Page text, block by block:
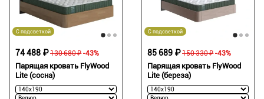
С подсветкой
Парящая кровать FlyWood
Lite (сосна)
130 680 ₽
74 488 ₽ -43%
С подсветкой
Парящая кровать FlyWood
Lite (береза)
150 330 ₽
85 689 ₽ -43%